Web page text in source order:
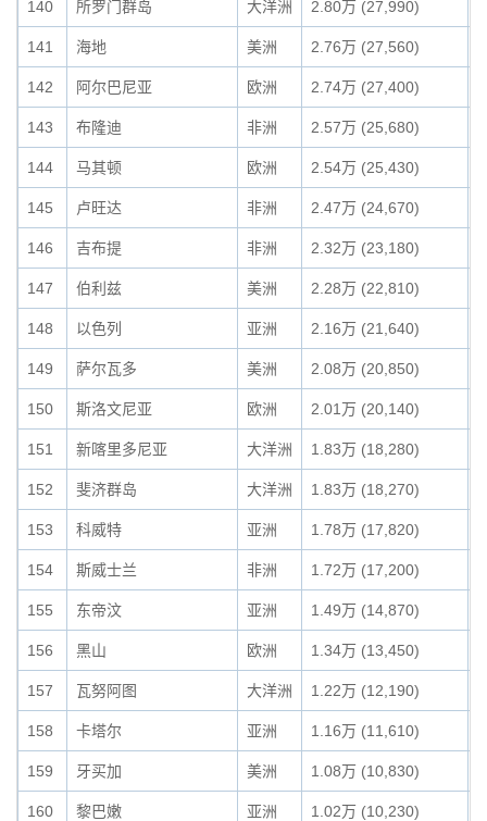
140 所罗门群岛 大洋洲 2.80万 (27,990)
141 海地 美洲 2.76万 (27,560)
142 阿尔巴尼亚 欧洲 2.74万 (27,400)
143 布隆迪 非洲 2.57万 (25,680)
144 马其顿 欧洲 2.54万 (25,430)
145 卢旺达 非洲 2.47万 (24,670)
146 吉布提 非洲 2.32万 (23,180)
147 伯利兹 美洲 2.28万 (22,810)
148 以色列 亚洲 2.16万 (21,640)
149 萨尔瓦多 美洲 2.08万 (20,850)
150 斯洛文尼亚 欧洲 2.01万 (20,140)
151 新喀里多尼亚 大洋洲 1.83万 (18,280)
152 斐济群岛 大洋洲 1.83万 (18,270)
153 科威特 亚洲 1.78万 (17,820)
154 斯威士兰 非洲 1.72万 (17,200)
155 东帝汶 亚洲 1.49万 (14,870)
156 黑山 欧洲 1.34万 (13,450)
157 瓦努阿图 大洋洲 1.22万 (12,190)
158 卡塔尔 亚洲 1.16万 (11,610)
159 牙买加 美洲 1.08万 (10,830)
160 黎巴嫩 亚洲 1.02万 (10,230)